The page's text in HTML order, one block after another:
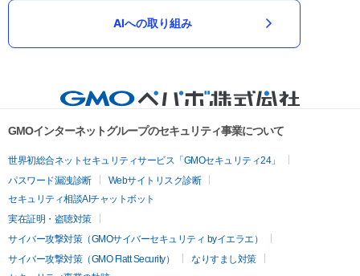
AIへの取り組み
GMOインターネットグループのセキュリティ事業について
世界初総合ネットセキュリティサービス「GMOセキュリティ24」
パスワード漏洩診断
Webサイトリスク診断
セキュリティ相談AIチャットボット
実在証明・盗聴対策
サイバー攻撃対策（GMOサイバーセキュリティ byイエラエ）
サイバー攻撃対策（GMO Flatt Security）
なりすまし対策